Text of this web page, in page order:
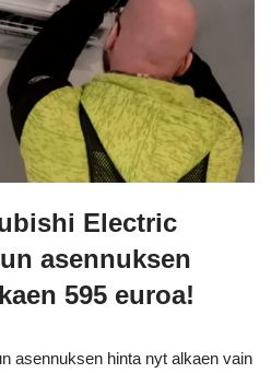
Electric
asennuksen
595 euroa!
asennuksen hinta nyt alkaen vain